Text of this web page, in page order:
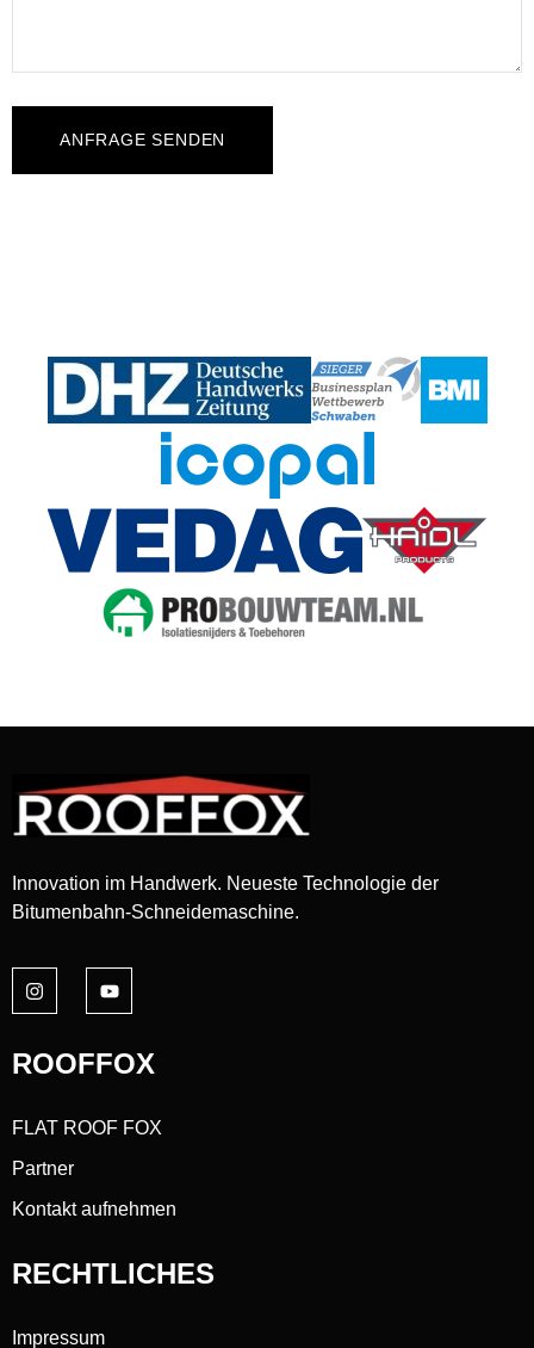
Innovation im Handwerk. Neueste Technologie der
Bitumenbahn-Schneidemaschine.
ROOFFOX
FLAT ROOF FOX
Partner
Kontakt aufnehmen
RECHTLICHES
Impressum